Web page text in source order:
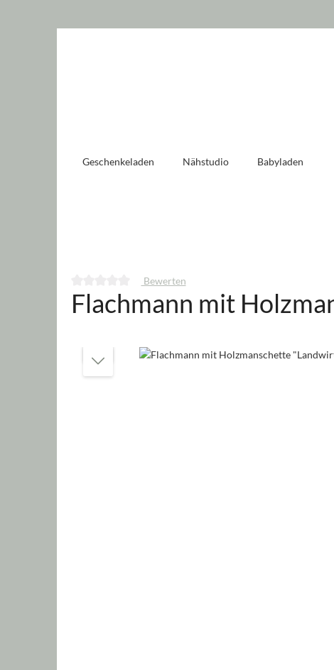
Geschenkeladen Nähstudio Babyladen
Durchschnittliche Bewertung von 0 von 5 Sternen
Bewerten
Flachmann mit
Bildergalerie überspringen